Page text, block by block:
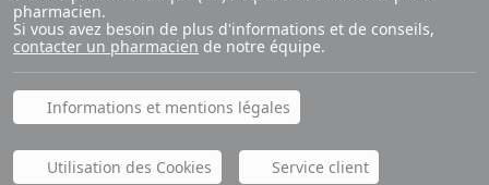
pharmacien.
Si vous avez besoin de plus d'informations et de conseils,
contacter un pharmacien de notre équipe.
Informations et mentions légales
Utilisation des Cookies Service client